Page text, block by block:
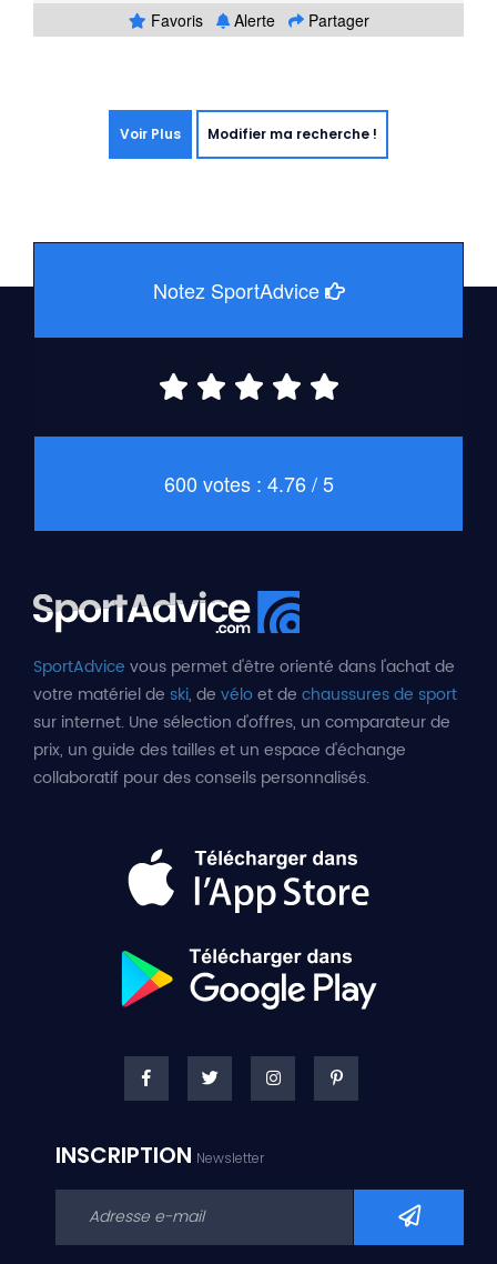
Favoris
Alerte Partager
Voir Plus Modifier ma recherche !
Notez SportAdvice
600 votes : 4.76 / 5
SportAdvice vous permet d'être orienté dans l'achat de
votre matériel de ski, de véloet de chaussures de sport
sur internet. Une sélection d'offres, un comparateur de
prix, un guide des tailles et un espace d'échange
collaboratif pour des conseils personnalisés.
INSCRIPTION Newsletter